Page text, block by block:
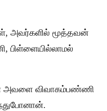
அவர்களில் மூத்தவன்
பிள்ளையில்லாமல்
அவளை விவாகம்பண்ணி